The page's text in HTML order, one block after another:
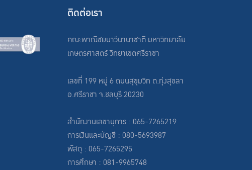
ติดต่อเรา
คณะพาณิชยนาวีนานาชาติ มหาวิทยาลัย
เกษตรศาสตร์ วิทยาเขตศรีราชา
เลขที่ 199 หมู่ 6 ถนนสุขุมวิท ต.ทุ่งสุขลา
อ.ศรีราชา จ.ชลบุรี 20230
สำนักงานเลขานุการ : 065-7265219
การเงินและบัญชี : 080-5693987
พัสดุ : 065-7265295
การศึกษา : 081-9965748